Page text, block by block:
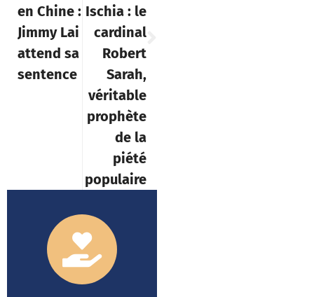
en Chine :
Jimmy Lai
attend sa
sentence
Ischia : le
cardinal
Robert
Sarah,
véritable
prophète
de la
piété
populaire